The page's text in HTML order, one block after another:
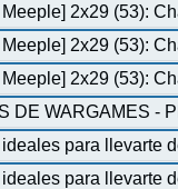
2x29 (53):
2x29 (53):
2x29 (53):
DE WARGAMES -
para llevarte
para llevarte